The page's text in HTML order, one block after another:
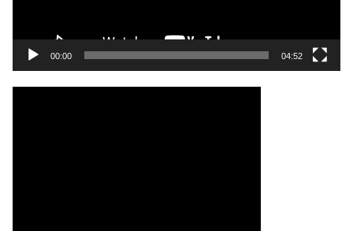
00:00 04:52